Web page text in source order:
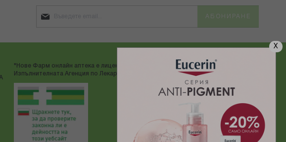
X
АБОНИРАНЕ
"Нове Фарм онлайн аптека е лицензирана от
Изпълнителната Агенция по Лекарствата"
ДОСТАВЯМЕ С: